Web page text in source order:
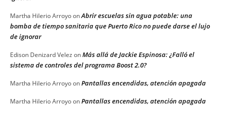
Martha Hilerio ArroyoonAbrir escuelas sin agua potable: una
bomba de tiempo sanitaria que Puerto Rico no puede darse el lujo
de ignorar
Edison Denizard Velez onMás allá de Jackie Espinosa: ¿Falló el
sistema de controles del programa Boost 2.0?
Martha Hilerio ArroyoonPantallas encendidas, atención apagada
Martha Hilerio ArroyoonPantallas encendidas, atención apagada